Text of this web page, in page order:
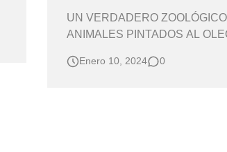
UN VERDADERO
ANIMALES PINTADOS AL OLEO
Artística de Animales
Enero 10, 2024 0